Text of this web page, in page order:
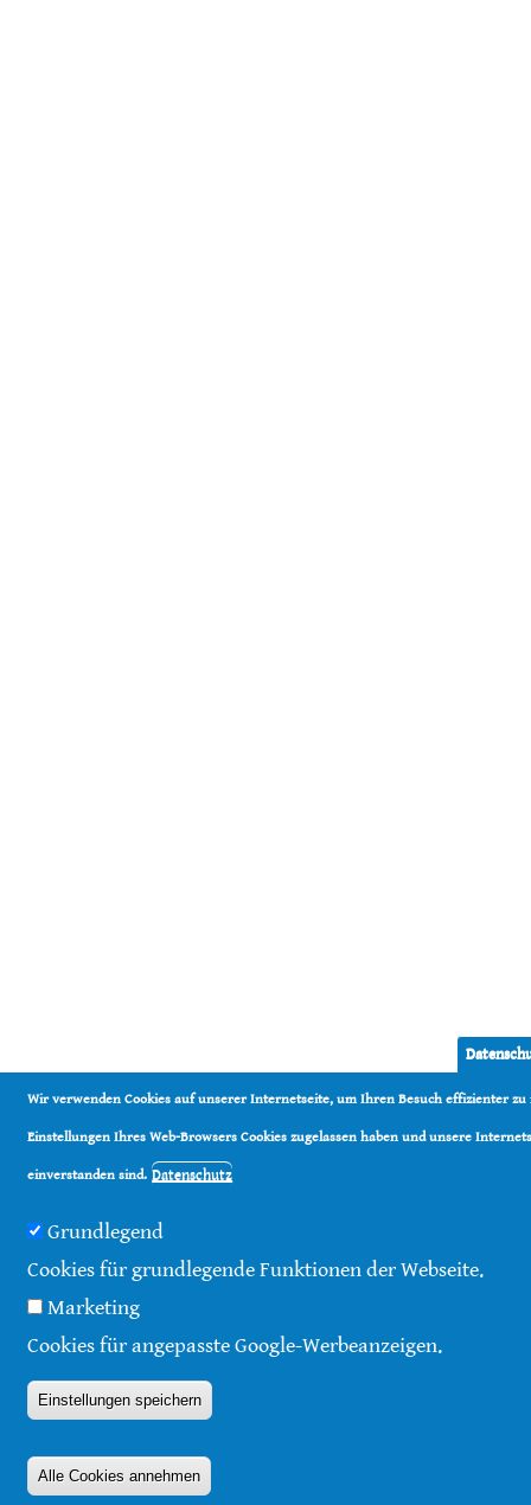
Wir verwenden Cookies auf unserer Internetseite, um Ihren Besuch effizienter
Einstellungen Ihres Web-Browsers Cookies zugelassen haben und unsere
einverstanden sind. Datenschutz
Grundlegend
Cookies für grundlegende Funktionen der Webseite.
Marketing
Cookies für angepasste Google-Werbeanzeigen.
Einstellungen speichern
Alle Cookies annehmen